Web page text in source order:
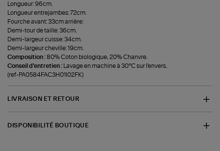
Longueur: 96cm.
Longueur entrejambes: 72cm.
Fourche avant: 33cm arrière:
Demi-tour de taille: 36cm.
Demi-largeur cuisse: 34cm.
Demi-largeur cheville: 19cm.
Composition :80% Coton biologique, 20% Chanvre.
Conseil d'entretien :
Lavage en machine à 30°C sur l'envers.
(ref-PA0584FAC3H01I02FK)
LIVRAISON ET RETOUR
DISPONIBILITÉ BOUTIQUE